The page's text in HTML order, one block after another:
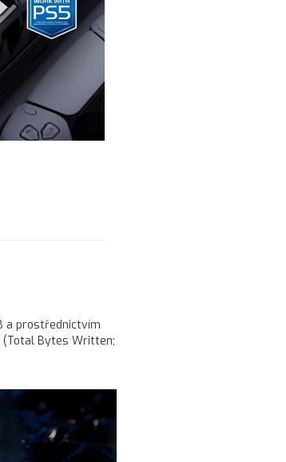
a prostřednictvím
(Total Bytes Written;